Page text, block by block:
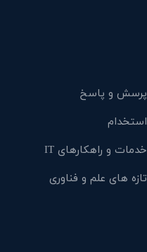
پرسش و پاسخ
استخدام
خدمات و راهکارهای IT
تازه های علم و فناوری